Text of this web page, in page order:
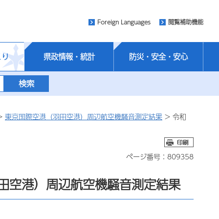
Foreign Languages 閲覧補助機能
県政情報・統計 防災・安全・安心
東京国際空港（羽田空港）周辺航空機騒音測定結果 > 令和
ページ番号：809358
港）周辺航空機騒音測定結果